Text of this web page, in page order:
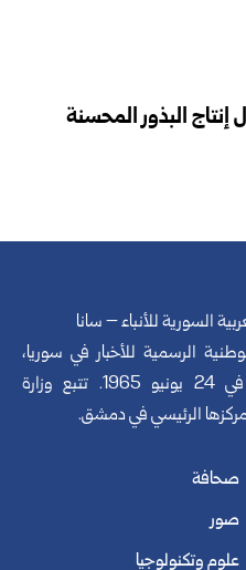
البذور المحسنة
السورية للأنباء – سانا
الرسمية للأخبار في سوريا،
تأسست في 24 يونيو 1965. تتبع وزارة
الرئيسي في دمشق.
صحافة
صور
علوم وتكنولوجيا